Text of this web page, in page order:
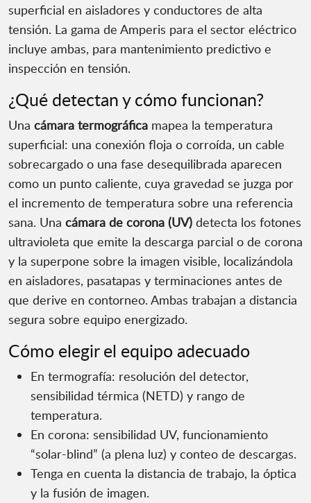
superficial en aisladores y conductores de alta
tensión. La gama de Amperis para el sector eléctrico
incluye ambas, para mantenimiento predictivo e
inspección en tensión.
¿Qué detectan y cómo funcionan?
Una cámara termográfica mapea la temperatura
superficial: una conexión floja o corroída, un cable
sobrecargado o una fase desequilibrada aparecen
como un punto caliente, cuya gravedad se juzga por
el incremento de temperatura sobre una referencia
sana. Una cámara de corona (UV) detecta los fotones
ultravioleta que emite la descarga parcial o de corona
y la superpone sobre la imagen visible, localizándola
en aisladores, pasatapas y terminaciones antes de
que derive en contorneo. Ambas trabajan a distancia
segura sobre equipo energizado.
Cómo elegir el equipo adecuado
En termografía: resolución del detector,
sensibilidad térmica (NETD) y rango de
temperatura.
En corona: sensibilidad UV, funcionamiento
“solar-blind” (a plena luz) y conteo de descargas.
Tenga en cuenta la distancia de trabajo, la óptica
y la fusión de imagen.